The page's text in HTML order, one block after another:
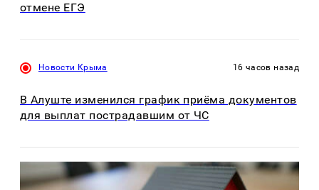
отмене ЕГЭ
Новости Крыма 16 часов назад
В Алуште изменился график приёма документов
для выплат пострадавшим от ЧС